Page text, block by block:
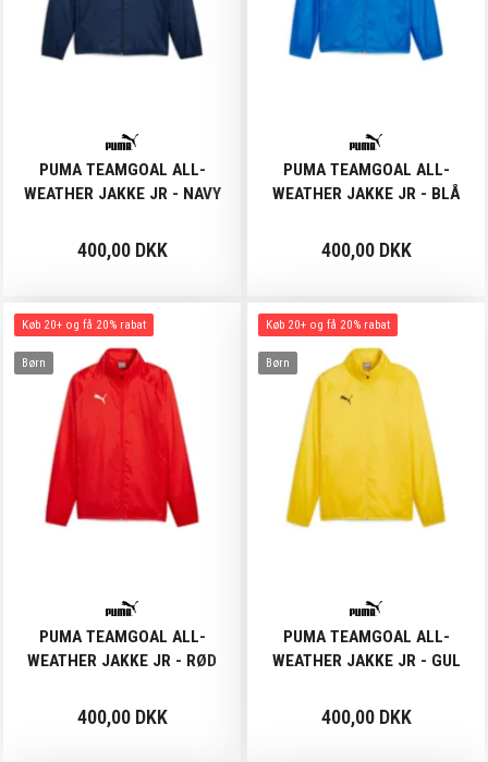
PUMA TEAMGOAL ALL-
WEATHER JAKKE JR - NAVY
400,00 DKK
PUMA TEAMGOAL ALL-
WEATHER JAKKE JR - BLÅ
400,00 DKK
Køb 20+ og få 20% rabat
Børn
PUMA TEAMGOAL ALL-
WEATHER JAKKE JR - RØD
400,00 DKK
Køb 20+ og få 20% rabat
Børn
PUMA TEAMGOAL ALL-
WEATHER JAKKE JR - GUL
400,00 DKK